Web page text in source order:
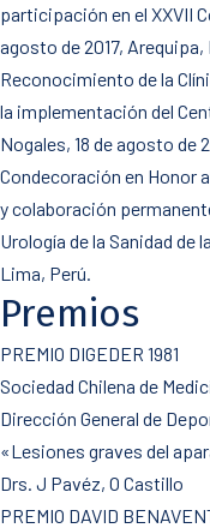
participación en el XXVII
agosto de 2017, Arequipa,
Reconocimiento de la
la implementación del
Nogales, 18 de agosto de
Condecoración en Honor
y colaboración
Urología de la Sanidad de
Lima, Perú.
Premios
PREMIO DIGEDER 1981
Sociedad Chilena de
Dirección General de
«Lesiones graves del
Drs. J Pavéz, O Castillo
PREMIO DAVID